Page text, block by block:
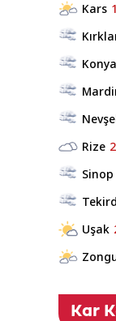
Kars
Konya
Rize
Sinop
Uşak
Kar